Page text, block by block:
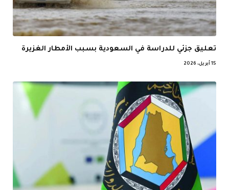
تعليق جزئي للدراسة في السعودية بسبب الأمطار الغزيرة
15 أبريل، 2026